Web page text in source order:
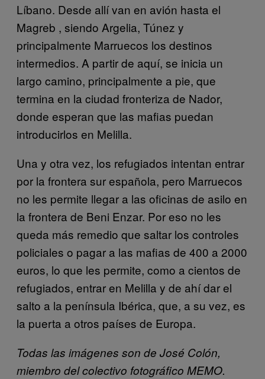
Líbano. Desde allí van en avión hasta el
Magreb , siendo Argelia, Túnez y
principalmente Marruecos los destinos
intermedios. A partir de aquí, se inicia un
largo camino, principalmente a pie, que
termina en la ciudad fronteriza de Nador,
donde esperan que las mafias puedan
introducirlos en Melilla.
Una y otra vez, los refugiados intentan entrar
por la frontera sur española, pero Marruecos
no les permite llegar a las oficinas de asilo en
la frontera de Beni Enzar. Por eso no les
queda más remedio que saltar los controles
policiales o pagar a las mafias de 400 a 2000
euros, lo que les permite, como a cientos de
refugiados, entrar en Melilla y de ahí dar el
salto a la península Ibérica, que, a su vez, es
la puerta a otros países de Europa.
Todas las imágenes son de José Colón,
miembro del colectivo fotográfico MEMO.